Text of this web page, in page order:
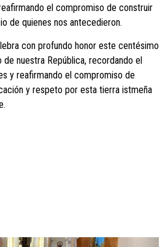
el compromiso de construir
de quienes nos antecedieron.
con profundo honor este centésimo
nuestra República, recordando el
y reafirmando el compromiso de
y respeto por esta tierra istmeña